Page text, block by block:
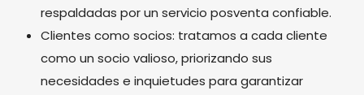
respaldadas por un servicio posventa confiable.
Clientes como socios: tratamos a cada cliente
como un socio valioso, priorizando sus
necesidades e inquietudes para garantizar